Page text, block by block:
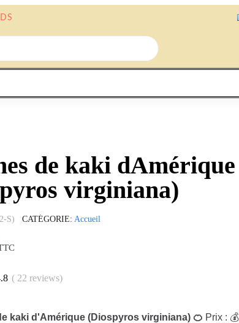
de kaki dAmérique
virginiana)
S) CATÉGORIE Accueil
( 22 reviews)
kaki d'Amérique (Diospyros virginiana) 🍊 Prix :